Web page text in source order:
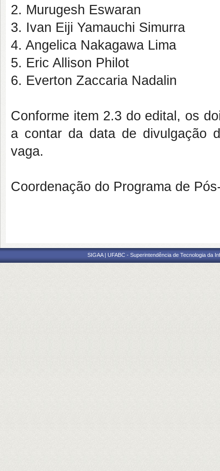
2. Murugesh Eswaran
3. Ivan Eiji Yamauchi Simurra
4. Angelica Nakagawa Lima
5. Eric Allison Philot
6. Everton Zaccaria Nadalin
Conforme item 2.3 do edital, os
a contar da data de divulgação
vaga.
Coordenação do Programa de
SIGAA | UFABC - Superintendência de Tecnologia da